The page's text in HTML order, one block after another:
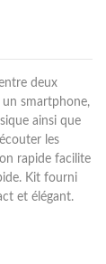
deux
smartphone,
ainsi que
les
rapide facilite
Kit fourni
et élégant.